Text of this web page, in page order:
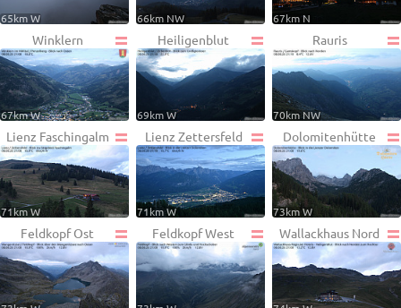
65km W 66km NW 67km N
Winklern
67km W
Heiligenblut
69km W
Rauris
70km NW
Lienz Faschingalm
71km W
Lienz Zettersfeld
71km W
Dolomitenhütte
73km W
Feldkopf Ost Feldkopf West Wallackhaus Nord